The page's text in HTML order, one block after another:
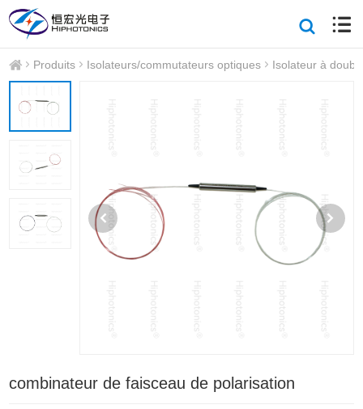
Produits Isolateurs/commutateurs optiques Isolateur à
combinateur de faisceau de polarisation